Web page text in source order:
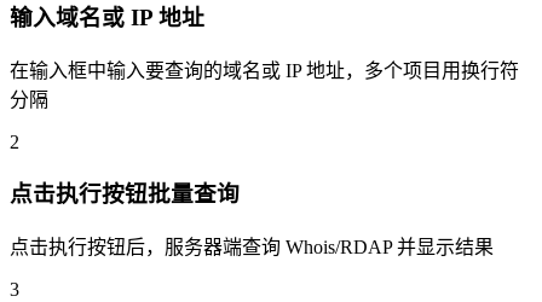
输入域名或 IP 地址
在输入框中输入要查询的域名或 IP 地址，多个项目用换行符
分隔
2
点击执行按钮批量查询
点击执行按钮后，服务器端查询 Whois/RDAP 并显示结果
3